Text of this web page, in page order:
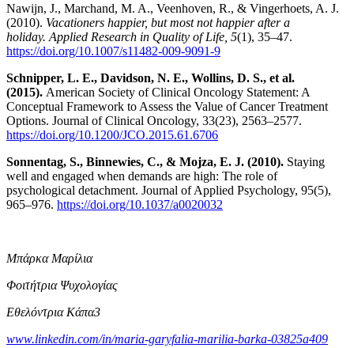
Nawijn, J., Marchand, M. A., Veenhoven, R., & Vingerhoets, A. J.
(2010). Vacationers happier, but most not happier after a
holiday. Applied Research in Quality of Life, 5(1), 35–47.
https://doi.org/10.1007/s11482-009-9091-9
Schnipper, L. E., Davidson, N. E., Wollins, D. S., et al.
(2015). American Society of Clinical Oncology Statement: A
Conceptual Framework to Assess the Value of Cancer Treatment
Options. Journal of Clinical Oncology, 33(23), 2563–2577.
https://doi.org/10.1200/JCO.2015.61.6706
Sonnentag, S., Binnewies, C., & Mojza, E. J. (2010). Staying
well and engaged when demands are high: The role of
psychological detachment. Journal of Applied Psychology, 95(5),
965–976. https://doi.org/10.1037/a0020032
Μπάρκα Μαρίλια
Φοιτήτρια Ψυχολογίας
Εθελόντρια Κάπα3
www.linkedin.com/in/maria-garyfalia-marilia-barka-03825a409